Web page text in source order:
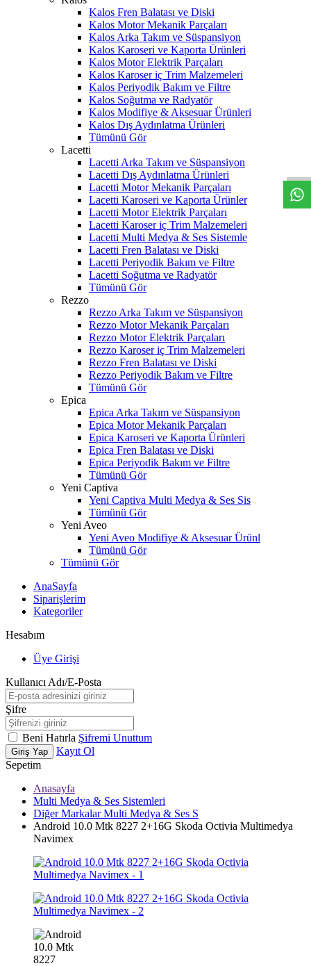
Kalos Fren Balatası ve Diski
Kalos Motor Mekanik Parçaları
Kalos Arka Takım ve Süspansiyon
Kalos Karoseri ve Kaporta Ürünleri
Kalos Motor Elektrik Parçaları
Kalos Karoser iç Trim Malzemeleri
Kalos Periyodik Bakım ve Filtre
Kalos Soğutma ve Radyatör
Kalos Modifiye & Aksesuar Ürünleri
Kalos Dış Aydınlatma Ürünleri
Tümünü Gör
Lacetti
Lacetti Arka Takım ve Süspansiyon
Lacetti Dış Aydınlatma Ürünleri
Lacetti Motor Mekanik Parçaları
Lacetti Karoseri ve Kaporta Ürünler
Lacetti Motor Elektrik Parçaları
Lacetti Karoser iç Trim Malzemeleri
Lacetti Multi Medya & Ses Sistemle
Lacetti Fren Balatası ve Diski
Lacetti Periyodik Bakım ve Filtre
Lacetti Soğutma ve Radyatör
Tümünü Gör
Rezzo
Rezzo Arka Takım ve Süspansiyon
Rezzo Motor Mekanik Parçaları
Rezzo Motor Elektrik Parçaları
Rezzo Karoser iç Trim Malzemeleri
Rezzo Fren Balatası ve Diski
Rezzo Periyodik Bakım ve Filtre
Tümünü Gör
Epica
Epica Arka Takım ve Süspansiyon
Epica Motor Mekanik Parçaları
Epica Karoseri ve Kaporta Ürünleri
Epica Fren Balatası ve Diski
Epica Periyodik Bakım ve Filtre
Tümünü Gör
Yeni Captiva
Yeni Captiva Multi Medya & Ses Sis
Tümünü Gör
Yeni Aveo
Yeni Aveo Modifiye & Aksesuar Ürünl
Tümünü Gör
Tümünü Gör
AnaSayfa
Siparişlerim
Kategoriler
Hesabım
Üye Girişi
Kullanıcı Adı/E-Posta
Şifre
Beni Hatırla Şifremi Unuttum
Giriş Yap
Kayıt Ol
Sepetim
Anasayfa
Multi Medya & Ses Sistemleri
Diğer Markalar Multi Medya & Ses S
Android 10.0 Mtk 8227 2+16G Skoda Octivia Multimedya
Navimex